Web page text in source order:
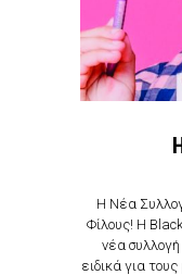
Η Νέα
Φίλους! Η
νέα
ειδικά για